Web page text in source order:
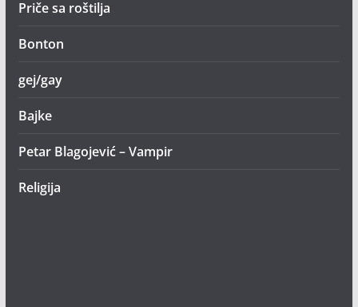
Priče sa roštilja
Bonton
gej/gay
Bajke
Petar Blagojević – Vampir
Religija